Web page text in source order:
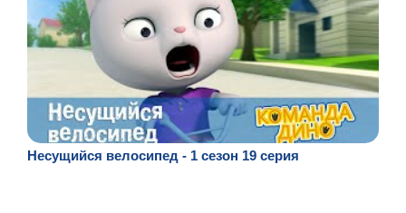
Несущийся велосипед - 1 сезон 19 серия